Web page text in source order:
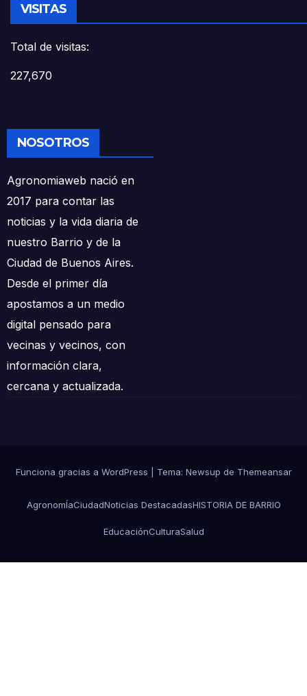
VISITAS
Total de visitas:
227,670
NOSOTROS
Agronomiaweb nació en
2017 para contar las
noticias y la vida diaria de
nuestro Barrio y de la
Ciudad de Buenos Aires.
Desde el primer día
apostamos a un medio
digital pensado para
vecinas y vecinos, con
información clara,
cercana y actualizada.
Funciona gracias a WordPress Tema: Newsup de Themeansar
AgronomÍaCiudadNoticias DestacadasHISTORIA DE BARRIO
EducaciónCulturaSalud